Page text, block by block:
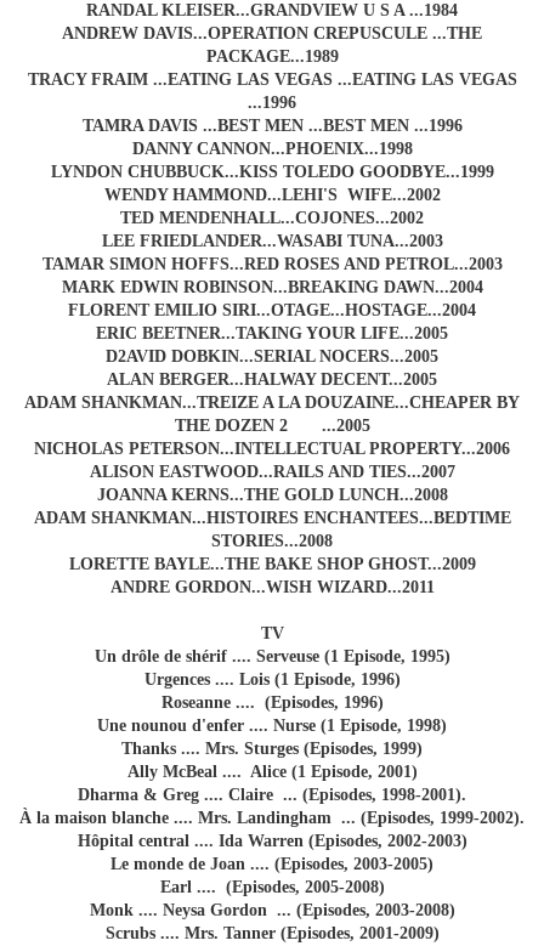
RANDAL KLEISER...GRANDVIEW U S A ...1984
ANDREW DAVIS...OPERATION CREPUSCULE ...THE
PACKAGE...1989
TRACY FRAIM ...EATING LAS VEGAS ...EATING LAS VEGAS
...1996
TAMRA DAVIS ...BEST MEN ...BEST MEN ...1996
DANNY CANNON...PHOENIX...1998
LYNDON CHUBBUCK...KISS TOLEDO GOODBYE...1999
WENDY HAMMOND...LEHI'S WIFE...2002
TED MENDENHALL...COJONES...2002
LEE FRIEDLANDER...WASABI TUNA...2003
TAMAR SIMON HOFFS...RED ROSES AND PETROL...2003
MARK EDWIN ROBINSON...BREAKING DAWN...2004
FLORENT EMILIO SIRI...OTAGE...HOSTAGE...2004
ERIC BEETNER...TAKING YOUR LIFE...2005
D2AVID DOBKIN...SERIAL NOCERS...2005
ALAN BERGER...HALWAY DECENT...2005
ADAM SHANKMAN...TREIZE A LA DOUZAINE...CHEAPER BY
THE DOZEN 2 ...2005
NICHOLAS PETERSON...INTELLECTUAL PROPERTY...2006
ALISON EASTWOOD...RAILS AND TIES...2007
JOANNA KERNS...THE GOLD LUNCH...2008
ADAM SHANKMAN...HISTOIRES ENCHANTEES...BEDTIME
STORIES...2008
LORETTE BAYLE...THE BAKE SHOP GHOST...2009
ANDRE GORDON...WISH WIZARD...2011
TV
Un drôle de shérif .... Serveuse (1 Episode, 1995)
Urgences .... Lois (1 Episode, 1996)
Roseanne .... (Episodes, 1996)
Une nounou d'enfer .... Nurse (1 Episode, 1998)
Thanks .... Mrs. Sturges (Episodes, 1999)
Ally McBeal .... Alice (1 Episode, 2001)
Dharma & Greg .... Claire ... (Episodes, 1998-2001).
À la maison blanche .... Mrs. Landingham ... (Episodes, 1999-2002).
Hôpital central .... Ida Warren (Episodes, 2002-2003)
Le monde de Joan .... (Episodes, 2003-2005)
Earl .... (Episodes, 2005-2008)
Monk .... Neysa Gordon ... (Episodes, 2003-2008)
Scrubs .... Mrs. Tanner (Episodes, 2001-2009)